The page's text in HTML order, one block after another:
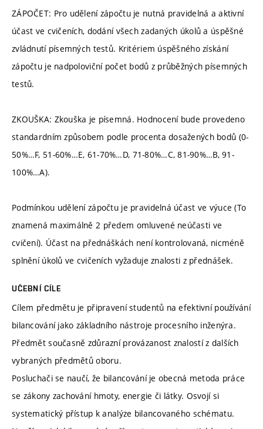
ZÁPOČET: Pro udělení zápočtu je nutná pravidelná a aktivní
účast ve cvičeních, dodání všech zadaných úkolů a úspěšné
zvládnutí písemných testů. Kritériem úspěšného získání
zápočtu je nadpoloviční počet bodů z průběžných písemných
testů.
ZKOUŠKA: Zkouška je písemná. Hodnocení bude provedeno
standardním způsobem podle procenta dosažených bodů (0-
50%…F, 51-60%…E, 61-70%…D, 71-80%…C, 81-90%…B, 91-
100%…A).
Podmínkou udělení zápočtu je pravidelná účast ve výuce (To
znamená maximálně 2 předem omluvené neúčasti ve
cvičení). Účast na přednáškách není kontrolovaná, nicméně
splnění úkolů ve cvičeních vyžaduje znalosti z přednášek.
UČEBNÍ CÍLE
Cílem předmětu je připravení studentů na efektivní používání
bilancování jako základního nástroje procesního inženýra.
Předmět současně zdůrazní provázanost znalostí z dalších
vybraných předmětů oboru.
Posluchači se naučí, že bilancování je obecná metoda práce
se zákony zachování hmoty, energie či látky. Osvojí si
systematický přístup k analýze bilancovaného schématu.